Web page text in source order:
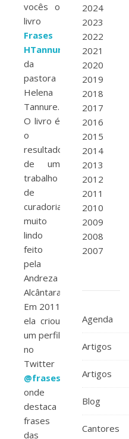
vocês o
livro
Frases
HTannure
da
pastora
Helena
Tannure.
O livro é
o
resultado
de um
trabalho
de
curadoria
muito
lindo
feito
pela
Andreza
Alcântara.
Em 2011
ela criou
um perfil
no
Twitter
@fraseshtannure
onde
destaca
frases
das
2024
2023
2022
2021
2020
2019
2018
2017
2016
2015
2014
2013
2012
2011
2010
2009
2008
2007
Agenda
Artigos
Artigos
Blog
Cantores